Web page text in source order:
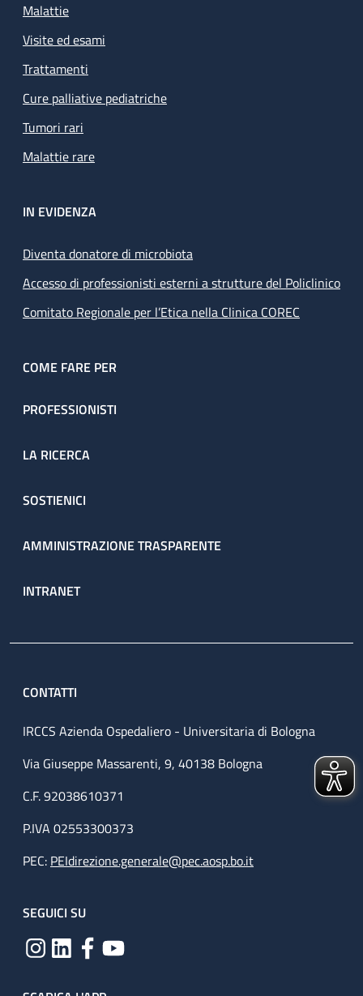
Malattie
Visite ed esami
Trattamenti
Cure palliative pediatriche
Tumori rari
Malattie rare
IN EVIDENZA
Diventa donatore di microbiota
Accesso di professionisti esterni a strutture del Policlinico
Comitato Regionale per l’Etica nella Clinica COREC
COME FARE PER
PROFESSIONISTI
LA RICERCA
SOSTIENICI
AMMINISTRAZIONE TRASPARENTE
INTRANET
CONTATTI
IRCCS Azienda Ospedaliero - Universitaria di Bologna
Via Giuseppe Massarenti, 9, 40138 Bologna
C.F. 92038610371
P.IVA 02553300373
PEC: PEIdirezione.generale@pec.aosp.bo.it
SEGUICI SU